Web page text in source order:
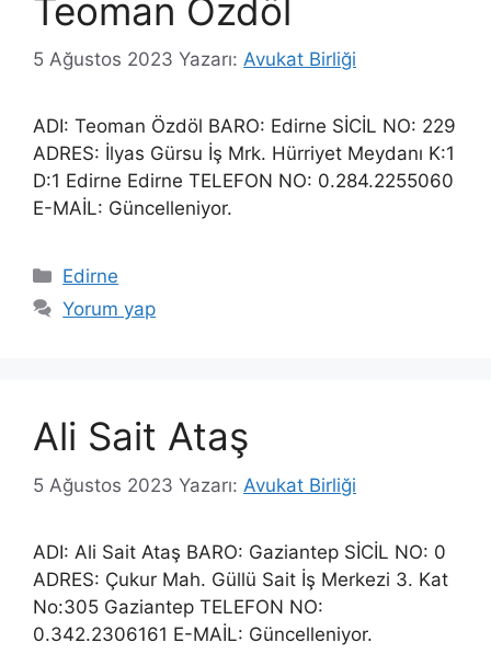
Teoman Özdöl
5 Ağustos 2023 Yazarı: Avukat Birliği
ADI: Teoman Özdöl BARO: Edirne SİCİL NO: 229
ADRES: İlyas Gürsu İş Mrk. Hürriyet Meydanı K:1
D:1 Edirne Edirne TELEFON NO: 0.284.2255060
E-MAİL: Güncelleniyor.
Kategoriler
Edirne
Yorum yap
Ali Sait Ataş
5 Ağustos 2023 Yazarı: Avukat Birliği
ADI: Ali Sait Ataş BARO: Gaziantep SİCİL NO: 0
ADRES: Çukur Mah. Güllü Sait İş Merkezi 3. Kat
No:305 Gaziantep TELEFON NO:
0.342.2306161 E-MAİL: Güncelleniyor.